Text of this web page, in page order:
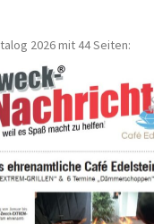
2026 mit 44 Seiten: